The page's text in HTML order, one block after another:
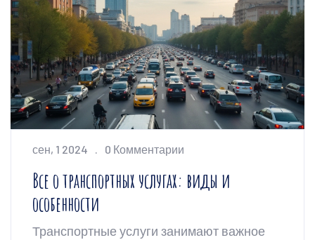
сен, 1 2024 0 Комментарии
Все о транспортных услугах: виды и
особенности
Транспортные услуги занимают важное